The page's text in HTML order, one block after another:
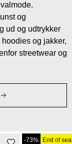
og
ud og udtrykker
og jakker,
streetwear og
-73% End of